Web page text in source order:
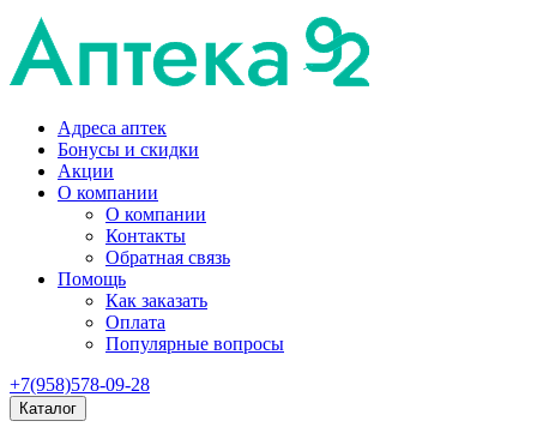
Адреса аптек
Бонусы и скидки
Акции
О компании
О компании
Контакты
Обратная связь
Помощь
Как заказать
Оплата
Популярные вопросы
+7(958)578-09-28
Каталог